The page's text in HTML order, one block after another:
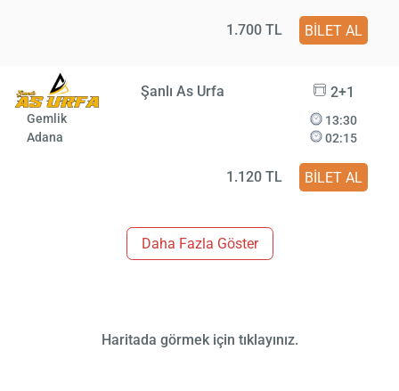
1.700 TL BİLET AL
Şanlı As Urfa 2+1
Gemlik
Adana
13:30
02:15
1.120 TL BİLET AL
Daha Fazla Göster
Haritada görmek için tıklayınız.